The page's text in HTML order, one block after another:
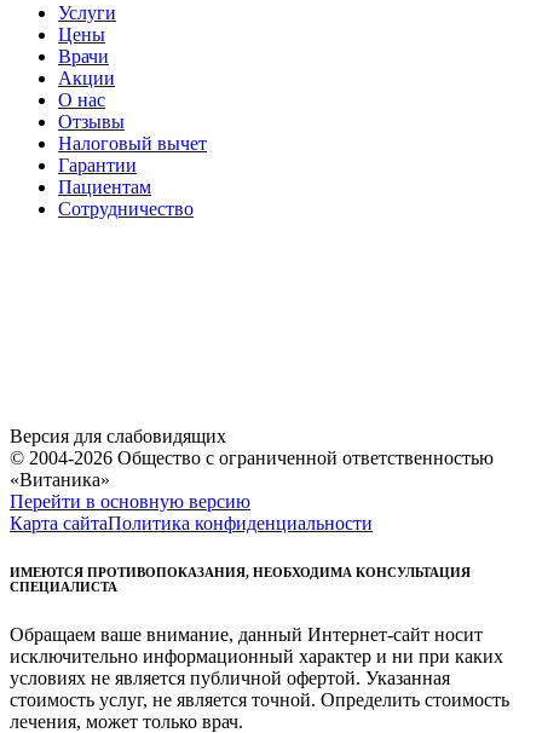
Услуги
Цены
Врачи
Акции
О нас
Отзывы
Налоговый вычет
Гарантии
Пациентам
Сотрудничество
Версия для слабовидящих
© 2004-2026 Общество с ограниченной ответственностью
«Витаника»
Перейти в основную версию
Карта сайтаПолитика конфиденциальности
ИМЕЮТСЯ ПРОТИВОПОКАЗАНИЯ, НЕОБХОДИМА КОНСУЛЬТАЦИЯ
СПЕЦИАЛИСТА
Обращаем ваше внимание, данный Интернет-сайт носит
исключительно информационный характер и ни при каких
условиях не является публичной офертой. Указанная
стоимость услуг, не является точной. Определить стоимость
лечения, может только врач.